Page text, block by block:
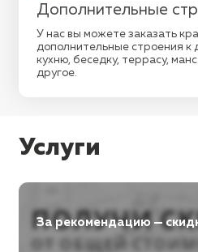
Дополнительные
У нас вы можете заказать
дополнительные строения к
кухню, беседку, террасу,
другое.
Услуги
За рекомендацию —